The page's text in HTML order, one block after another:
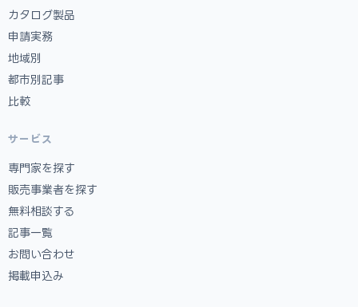
カタログ製品
申請実務
地域別
都市別記事
比較
サービス
専門家を探す
販売事業者を探す
無料相談する
記事一覧
お問い合わせ
掲載申込み